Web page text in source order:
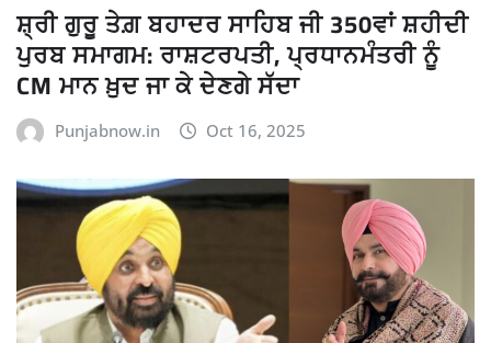
ਸ਼੍ਰੀ ਗੁਰੂ ਤੇਗ਼ ਬਹਾਦਰ ਸਾਹਿਬ ਜੀ 350ਵਾਂ ਸ਼ਹੀਦੀ
ਪੁਰਬ ਸਮਾਗਮ: ਰਾਸ਼ਟਰਪਤੀ, ਪ੍ਰਧਾਨਮੰਤਰੀ ਨੂੰ
CM ਮਾਨ ਖ਼ੁਦ ਜਾ ਕੇ ਦੇਣਗੇ ਸੱਦਾ
Punjabnow.in Oct 16, 2025